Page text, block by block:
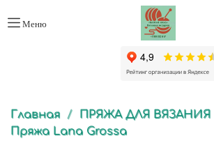
Меню
Главная
ПРЯЖА ДЛЯ ВЯЗАНИЯ
Пряжа Lana Grossa